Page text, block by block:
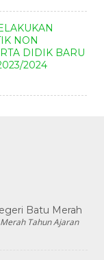
NON
DIDIK BARU
2024
Batu Merah
Tahun Ajaran